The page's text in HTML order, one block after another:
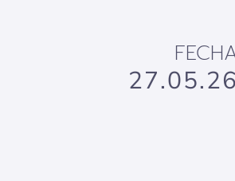
27.05.26